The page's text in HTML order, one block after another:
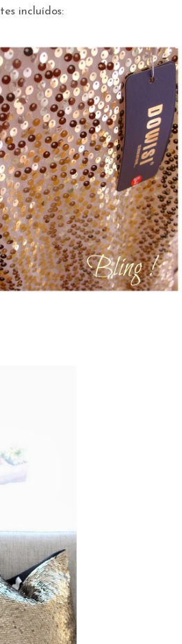
incluídos: